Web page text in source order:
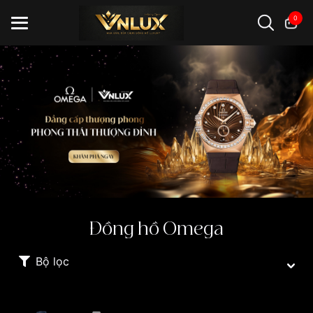
0
Đồng hồ casio đồng hồ G-Shock đồng hồ Orient ...
Đồng hồ Omega
Bộ lọc